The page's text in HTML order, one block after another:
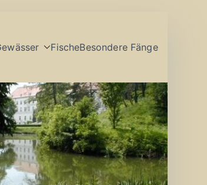
FischeBesondere Fänge